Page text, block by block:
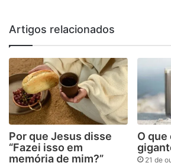
Artigos relacionados
Por que Jesus disse
“Fazei isso em
memória de mim?”
O que
21 de